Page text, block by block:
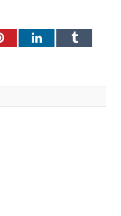
PinterestLinkedInTumblr